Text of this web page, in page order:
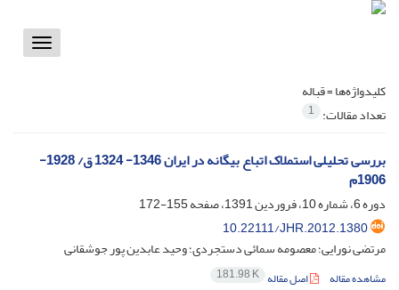
Toggle
کلیدواژه‌ها =قباله
تعداد مقالات: 1
بررسی تحلیلی استملاک اتباع بیگانه در ایران 1346- 1324 ق/ 1928-
1906م
دوره 6، شماره 10، فروردین 1391، صفحه
155-172
10.22111/JHR.2012.1380
مرتضی نورایی؛ معصومه سمائی دستجردی؛ وحید عابدین پور جوشقانی
مشاهده مقاله اصل مقاله 181.98 K